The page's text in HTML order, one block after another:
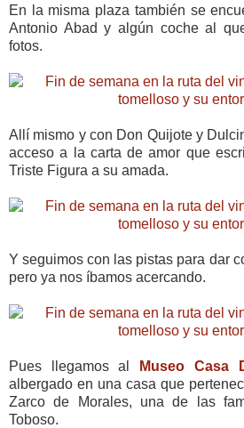
En la misma plaza también se
Antonio Abad y algún coche al
fotos.
Allí mismo y con Don Quijote y
acceso a la carta de amor que
Triste Figura a su amada.
Y seguimos con las pistas para dar
pero ya nos íbamos acercando.
Pues llegamos al
Museo Casa
albergado en una casa que
Zarco de Morales, una de las
Toboso.